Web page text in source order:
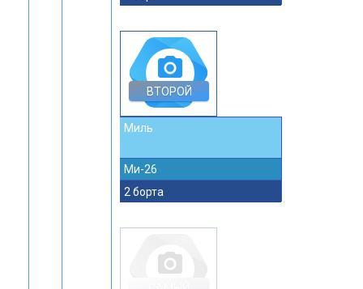
photo_camera
ВТОРОЙ
Миль
Ми-26
2 борта
photo_camera